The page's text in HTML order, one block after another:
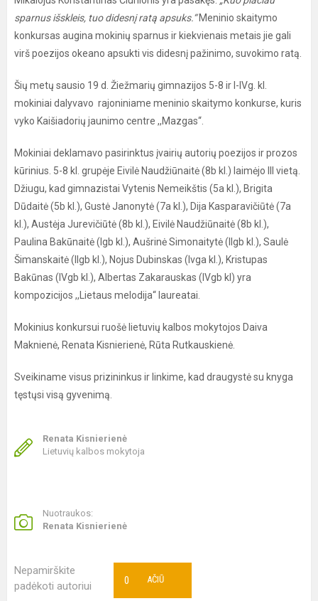
sparnus išskleis, tuo didesnį ratą apsuks.“ Meninio skaitymo
konkursas augina mokinių sparnus ir kiekvienais metais jie gali
virš poezijos okeano apsukti vis didesnį pažinimo, suvokimo ratą.
Šių metų sausio 19 d. Žiežmarių gimnazijos 5-8 ir I-IVg. kl.
mokiniai dalyvavo rajoniniame meninio skaitymo konkurse, kuris
vyko Kaišiadorių jaunimo centre ,,Mazgas“.
Mokiniai deklamavo pasirinktus įvairių autorių poezijos ir prozos
kūrinius. 5-8 kl. grupėje Eivilė Naudžiūnaitė (8b kl.) laimėjo III vietą.
Džiugu, kad gimnazistai Vytenis Nemeikštis (5a kl.), Brigita
Dūdaitė (5b kl.), Gustė Janonytė (7a kl.), Dija Kasparavičiūtė (7a
kl.), Austėja Jurevičiūtė (8b kl.), Eivilė Naudžiūnaitė (8b kl.),
Paulina Bakūnaitė (Igb kl.), Aušrinė Simonaitytė (IIgb kl.), Saulė
Šimanskaitė (IIgb kl.), Nojus Dubinskas (Ivga kl.), Kristupas
Bakūnas (IVgb kl.), Albertas Zakarauskas (IVgb kl) yra
kompozicijos ,,Lietaus melodija“ laureatai.
Mokinius konkursui ruošė lietuvių kalbos mokytojos Daiva
Maknienė, Renata Kisnierienė, Rūta Rutkauskienė.
Sveikiname visus prizininkus ir linkime, kad draugystė su knyga
tęstųsi visą gyvenimą.
Renata Kisnierienė
Lietuvių kalbos mokytoja
Nuotraukos:
Renata Kisnierienė
Nepamirškite
padėkoti autoriui
AČIŪ
0